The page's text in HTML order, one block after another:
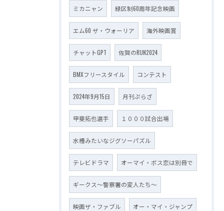
ミカニャン 緑区制60周年記念映画
エム60 ザ・ウォーリア 海外映画賞
チャットGPT 佐賀のRUN2024
BMXフリースタイル コンテスト
2024年9月15日 月刊ぷらざ
甲斐拓也選手 １０００試合出場
水槽みたいなジグソーパズル
テレビドラマ オーマイ・ボス恋は別冊で
ギークス～警察署の変人たち～
映画ザ・ファブル オー・マイ・ジャンプ